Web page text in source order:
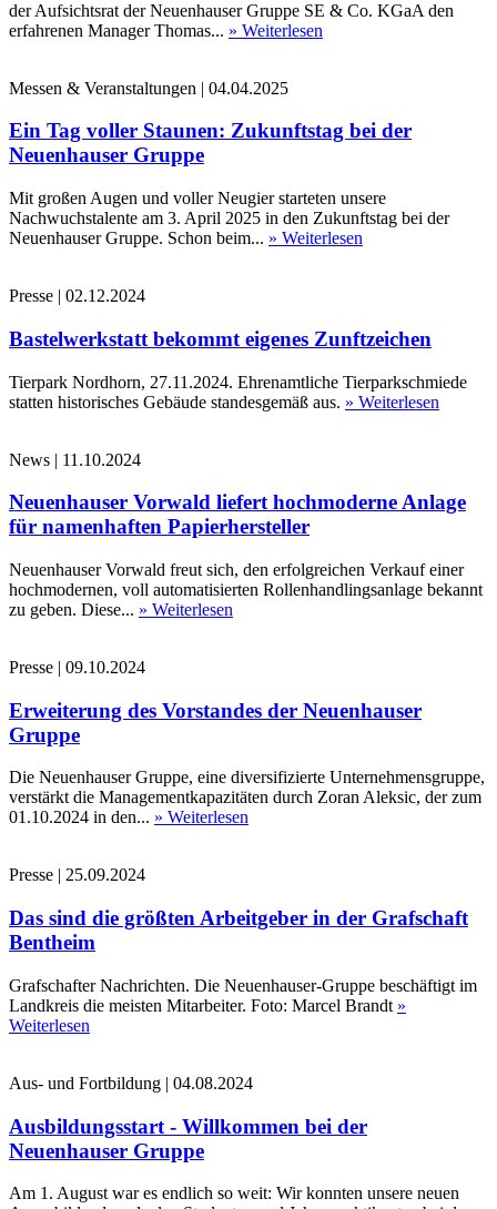
der Aufsichtsrat der Neuenhauser Gruppe SE & Co. KGaA den
erfahrenen Manager Thomas... » Weiterlesen
Messen & Veranstaltungen | 04.04.2025
Ein Tag voller Staunen: Zukunftstag bei der
Neuenhauser Gruppe
Mit großen Augen und voller Neugier starteten unsere
Nachwuchstalente am 3. April 2025 in den Zukunftstag bei der
Neuenhauser Gruppe. Schon beim... » Weiterlesen
Presse | 02.12.2024
Bastelwerkstatt bekommt eigenes Zunftzeichen
Tierpark Nordhorn, 27.11.2024. Ehrenamtliche Tierparkschmiede
statten historisches Gebäude standesgemäß aus. » Weiterlesen
News | 11.10.2024
Neuenhauser Vorwald liefert hochmoderne Anlage
für namenhaften Papierhersteller
Neuenhauser Vorwald freut sich, den erfolgreichen Verkauf einer
hochmodernen, voll automatisierten Rollenhandlingsanlage bekannt
zu geben. Diese... » Weiterlesen
Presse | 09.10.2024
Erweiterung des Vorstandes der Neuenhauser
Gruppe
Die Neuenhauser Gruppe, eine diversifizierte Unternehmensgruppe,
verstärkt die Managementkapazitäten durch Zoran Aleksic, der zum
01.10.2024 in den... » Weiterlesen
Presse | 25.09.2024
Das sind die größten Arbeitgeber in der Grafschaft
Bentheim
Grafschafter Nachrichten. Die Neuenhauser-Gruppe beschäftigt im
Landkreis die meisten Mitarbeiter. Foto: Marcel Brandt »
Weiterlesen
Aus- und Fortbildung | 04.08.2024
Ausbildungsstart - Willkommen bei der
Neuenhauser Gruppe
Am 1. August war es endlich so weit: Wir konnten unsere neuen